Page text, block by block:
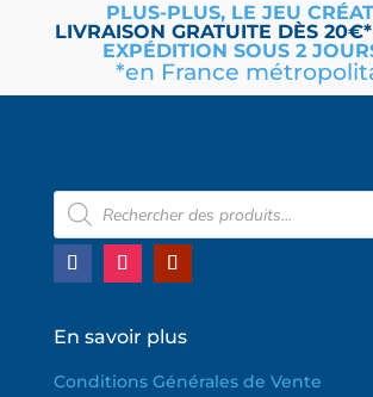
PLUS-PLUS, LE JEU
LIVRAISON GRATUITE DÈS
EXPÉDITION SOUS 2
*en France
Recherche
de
produits
En savoir plus
Conditions Générales de Vente